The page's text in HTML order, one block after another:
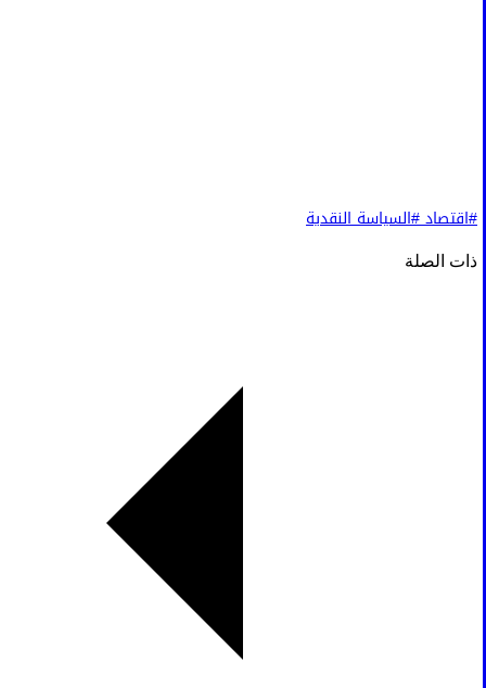
#اقتصاد#السياسة النقدية
ذات الصلة